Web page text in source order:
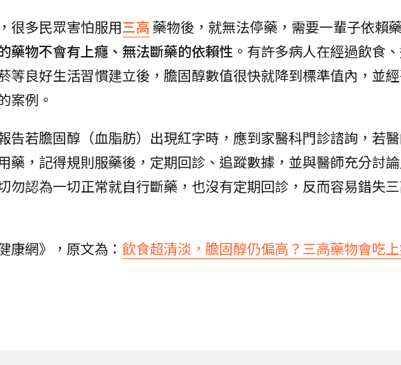
很多民眾害怕服用三高 藥物後，就無法停藥，需要一輩子依賴
藥物不會有上癮、無法斷藥的依賴性 。有許多病人在經過飲食
等良好生活習慣建立後，膽固醇數值很快就降到標準值內，並
案例。
告若膽固醇（血脂肪）出現紅字時，應到家醫科門診諮詢，若
藥，記得規則服藥後，定期回診、追蹤數據，並與醫師充分討
勿認為一切正常就自行斷藥，也沒有定期回診，反而容易錯失
康網》，原文為： 飲食超清淡，膽固醇仍偏高？三高藥物會吃